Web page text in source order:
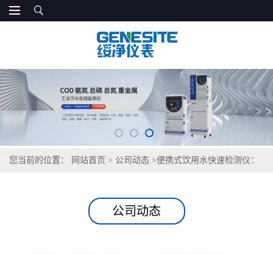
您当前的位置： 网站首页 > 公司动态 >便携式饮用水快速检测仪：
公司动态